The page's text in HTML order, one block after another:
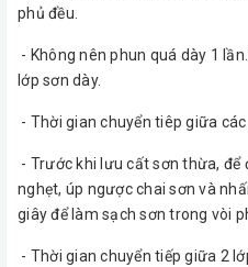
phủ đều.
- Không nên phun quá dày 1
lớp sơn dày.
- Thời gian chuyển tiêp giữa
- Trước khi lưu cất sơn thừa, để
nghẹt, úp ngược chai sơn và
giây để làm sạch sơn trong vòi
- Thời gian chuyển tiếp giữa 2